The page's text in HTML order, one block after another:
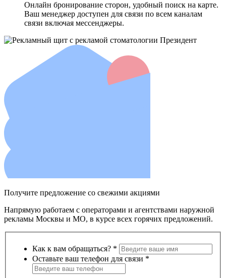
Онлайн бронирование сторон, удобный поиск на карте.
Ваш менеджер доступен для связи по всем каналам
связи включая мессенджеры.
Получите предложение со свежими акциями
Напрямую работаем с операторами и агентствами наружной
рекламы Москвы и МО, в курсе всех горячих предложений.
Как к вам обращаться? *
Оставьте ваш телефон для связи *